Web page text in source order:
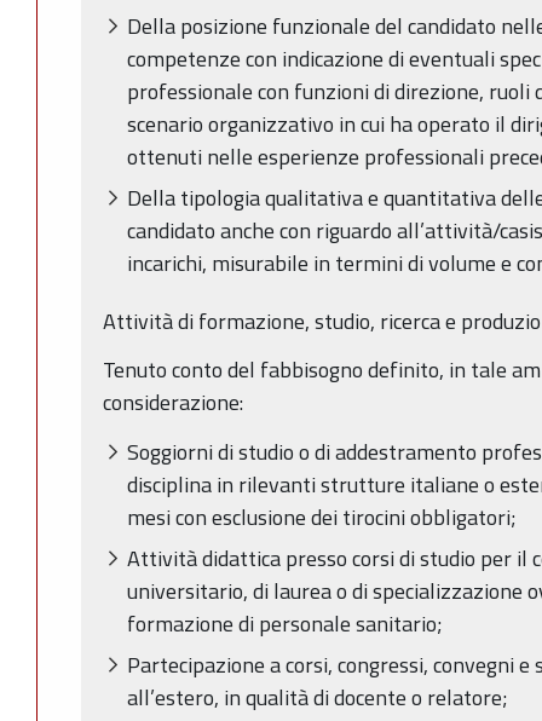
Della posizione funzionale del candidato
competenze con indicazione di eventuali
professionale con funzioni di direzione,
scenario organizzativo in cui ha operato il
ottenuti nelle esperienze professionali
Della tipologia qualitativa e quantitativa
candidato anche con riguardo all’attività/
incarichi, misurabile in termini di volume e
Attività di formazione, studio, ricerca e
Tenuto conto del fabbisogno definito, in tale
considerazione:
Soggiorni di studio o di addestramento
disciplina in rilevanti strutture italiane o
mesi con esclusione dei tirocini obbligatori;
Attività didattica presso corsi di studio per il
universitario, di laurea o di specializzazione
formazione di personale sanitario;
Partecipazione a corsi, congressi, convegni
all’estero, in qualità di docente o relatore;